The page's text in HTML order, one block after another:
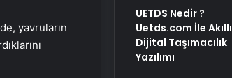
yavruların
UETDS Nedir ?
Uetds.com İle Akıllı
Dijital Taşımacılık
Yazılımı